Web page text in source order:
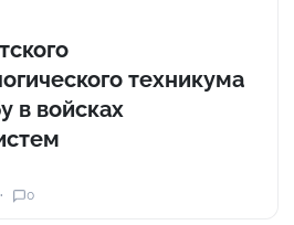
техникума
в войсках
0